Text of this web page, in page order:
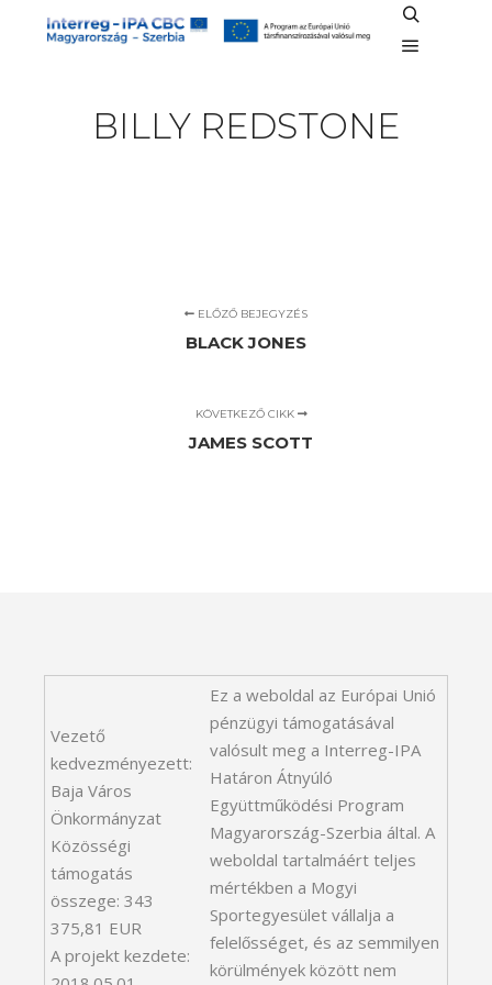
Keresés
BILLY REDSTONE
ELŐZŐ BEJEGYZÉS
BLACK JONES
KÖVETKEZŐ CIKK
JAMES SCOTT
Vezető
kedvezményezett:
Baja Város
Önkormányzat
Közösségi
támogatás
összege: 343
375,81 EUR
A projekt kezdete:
Ez a weboldal az Európai Unió
pénzügyi támogatásával
valósult meg a Interreg-IPA
Határon Átnyúló
Együttműködési Program
Magyarország-Szerbia által. A
weboldal tartalmáért teljes
mértékben a Mogyi
Sportegyesület vállalja a
felelősséget, és az semmilyen
körülmények között nem